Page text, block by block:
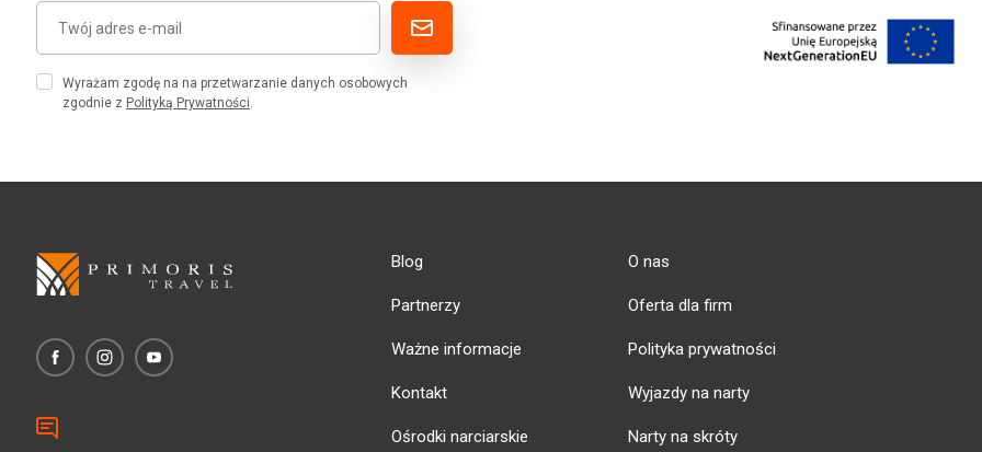
Wyrażam zgodę na na przetwarzanie danych osobowych
zgodnie z Polityką Prywatności.
Blog O nas
Partnerzy Oferta dla firm
Ważne informacje Polityka prywatności
Kontakt Wyjazdy na narty
Ośrodki narciarskie Narty na skróty